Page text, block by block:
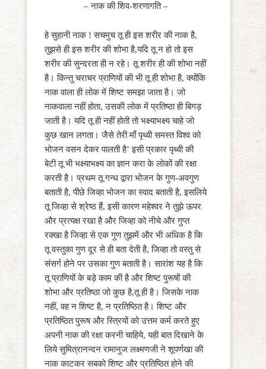
– नाक की शिव-शरणागति –
हे सुहानी नाक ! सचमुच तू ही इस शरीर की नाक है,
तुझसे ही इस शरीर की शोभा है,यदि तू न हो तो इस
शरीर की सुन्दरता ही न रहे। तू शरीर ही की शोभा नहीं
है। किन्तु चराचर प्राणियों की भी तू ही शोभा है, क्योंकि
नाक वाला ही लोक में शिष्ट समझा जाता है। जो
नाकवाला नहीं होता, उसकी लोक में प्रतिष्ठा ही बिगड़
जाती है। यदि तू ही नहीं होती तो भक्ष्याभक्ष्य चाहे जो
कुछ खान लगता। जैसे तेरी माँ पृथ्वी समस्त विश्व को
भोजन वसन देकर पालती है’ इसी प्रकार पृथ्वी की
बेटी तू भी भक्ष्याभक्ष्य का ज्ञान करा के लोकों की रक्षा
करती है। प्रथम तू गन्ध द्वारा भोजन के गुण-अवगुण
बताती है, पीछे जिव्हा भोजन का स्वाद बताती है, इसलिये
तू जिव्हा से श्रेष्ठ हैं, इसी कारण महेश्वर ने तुझे ऊपर
और प्रत्यक्ष रखा है और जिव्हा को नीचे और गुप्त
रक्खा है जिव्हा से एक गुण तुझमें और भी अधिक है कि
तू वस्तुका गुण दूर से ही बता देती है, जिव्हा तो वस्तु से
संसर्ग होने पर उसका गुण बताती है। सारांश यह है कि
तू प्राणियों के बड़े काम की है और शिष्ट पुरूषों की
शोभा और प्रतिष्ठा जो कुछ है,तू ही है। जिसके नाक
नहीं, वह न शिष्ट है, न प्रतिष्ठित है। शिष्ट और
प्रतिष्ठित पुरूष और स्त्रियों को उत्तम कर्म करते हुए
अपनी नाक की रक्षा करनी चाहिये, यही बात दिखाने के
लिये सुमित्रानन्दन रामानुज लक्ष्मणजी ने शूपर्णखा की
नाक काटकर सबको शिष्ट और प्रतिष्ठित होने की